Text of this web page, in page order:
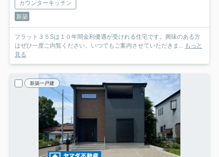
カウンターキッチン
新築
フラット３５Sは１０年間金利優遇が受けれる住宅です。興味のある方
はぜひ一度ご内覧ください。いつでもご案内させていただきま...
もっと
見る
新築一戸建